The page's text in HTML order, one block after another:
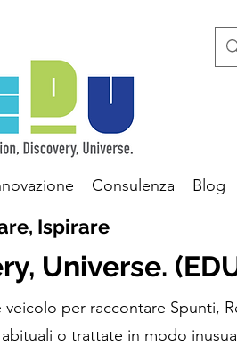
Consulenza Blog
Ispirare
Universe.
per raccontare Spunti,
o trattate in modo